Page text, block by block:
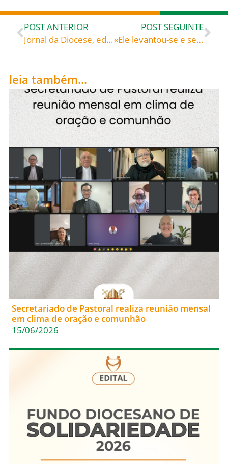
POST ANTERIOR
Jornal da Diocese, edição de Julho de 2016
POST SEGUINTE
«Ele levantou-se e seguiu Jesus.» – Jean Tauler (c. 1300-1361), dominicano de Estrasburgo
leia também...
Secretariado de Pastoral realiza reunião mensal
em clima de oração e comunhão
15/06/2026